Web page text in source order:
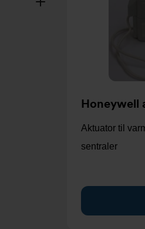
Honeywell
Aktuator til
sentraler